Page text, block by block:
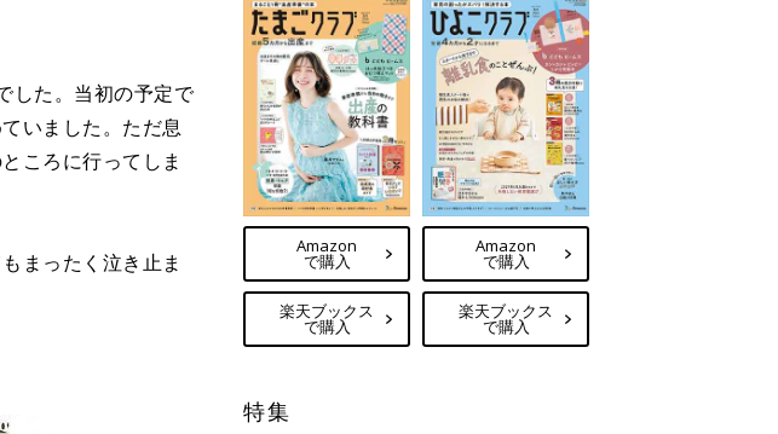
した。当初の予定で
いました。ただ息
ころに行ってしま
まったく泣き止ま
Amazon
で購入
楽天ブックス
で購入
Amazon
で購入
楽天ブックス
で購入
特集